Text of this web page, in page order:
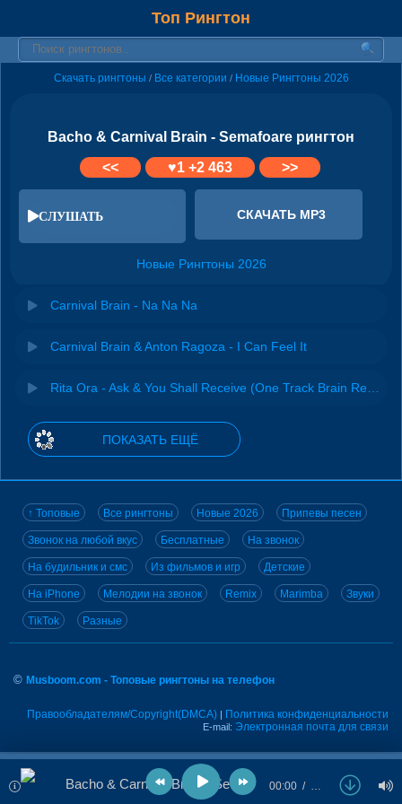
Топ Рингтон
Скачать рингтоны / Все категории / Новые Рингтоны 2026
Bacho & Carnival Brain - Semafoare рингтон
<<
♥1 +2 463 >>
СЛУШАТЬ СКАЧАТЬ MP3
Новые Рингтоны 2026
Carnival Brain - Na Na Na
Carnival Brain & Anton Ragoza - I Can Feel It
ПОКАЗАТЬ ЕЩЁ
↑ Топовые Все рингтоны Новые 2026 Припевы песен
Звонок на любой вкус Бесплатные На звонок
На будильник и смс Из фильмов и игр Детские
На iPhone Мелодии на звонок Remix Marimba Звуки
TikTok Разные
© Musboom.com - Топовые рингтоны на телефон
Правообладателям/Copyright(DMCA) | Политика конфиденциальности
E-mail: Электронная почта для связи
Bacho & Carnival Brain - Semafoare 00:00 …